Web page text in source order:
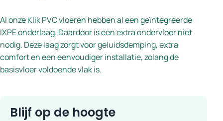
Al onze Klik PVC vloeren hebben al een geïntegreerde
IXPE onderlaag. Daardoor is een extra ondervloer niet
nodig. Deze laag zorgt voor geluidsdemping, extra
comfort en een eenvoudiger installatie, zolang de
basisvloer voldoende vlak is.
Blijf op de hoogte